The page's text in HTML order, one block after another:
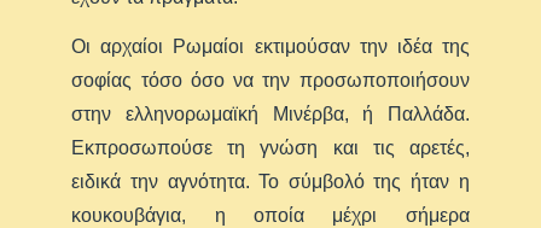
Οι αρχαίοι Ρωμαίοι εκτιμούσαν την ιδέα της
σοφίας τόσο όσο να την προσωποποιήσουν
στην ελληνορωμαϊκή Μινέρβα, ή Παλλάδα.
Εκπροσωπούσε τη γνώση και τις αρετές,
ειδικά την αγνότητα. Το σύμβολό της ήταν η
κουκουβάγια, η οποία μέχρι σήμερα